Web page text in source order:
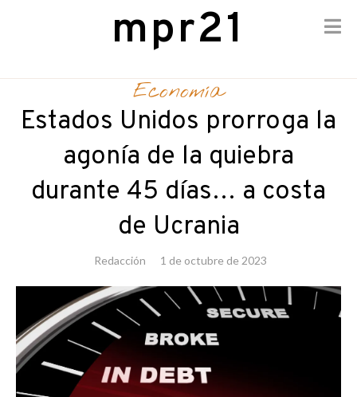
content
mpr21
Economía
Estados Unidos prorroga la
agonía de la quiebra
durante 45 días… a costa
de Ucrania
Redacción 1 de octubre de 2023